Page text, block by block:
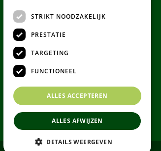
STRIKT NOODZAKELIJK
PRESTATIE
TARGETING
FUNCTIONEEL
ALLES ACCEPTEREN
ALLES AFWIJZEN
DETAILS WEERGEVEN